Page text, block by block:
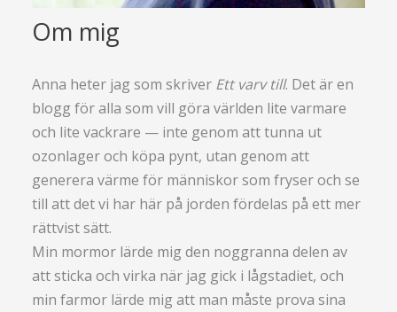
Om mig
Anna heter jag som skriver Ett varv till. Det är en
blogg för alla som vill göra världen lite varmare
och lite vackrare — inte genom att tunna ut
ozonlager och köpa pynt, utan genom att
generera värme för människor som fryser och se
till att det vi har här på jorden fördelas på ett mer
rättvist sätt.
Min mormor lärde mig den noggranna delen av
att sticka och virka när jag gick i lågstadiet, och
min farmor lärde mig att man måste prova sina